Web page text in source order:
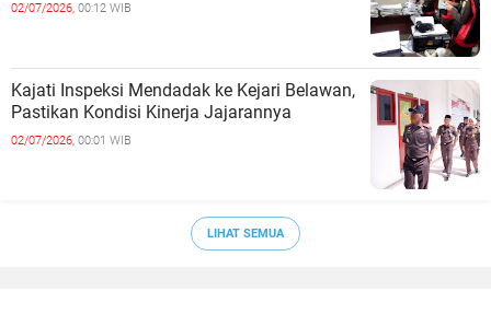
02/07/2026, 00:12 WIB
Kajati Inspeksi Mendadak ke Kejari Belawan,
Pastikan Kondisi Kinerja Jajarannya
02/07/2026, 00:01 WIB
LIHAT SEMUA